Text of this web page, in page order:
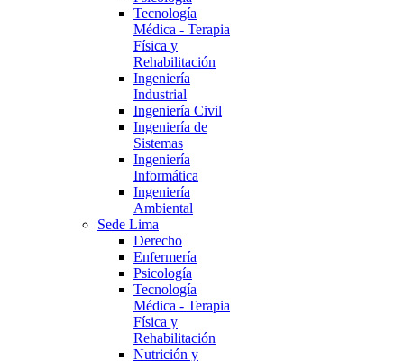
Tecnología
Médica - Terapia
Física y
Rehabilitación
Ingeniería
Industrial
Ingeniería Civil
Ingeniería de
Sistemas
Ingeniería
Informática
Ingeniería
Ambiental
Sede Lima
Derecho
Enfermería
Psicología
Tecnología
Médica - Terapia
Física y
Rehabilitación
Nutrición y